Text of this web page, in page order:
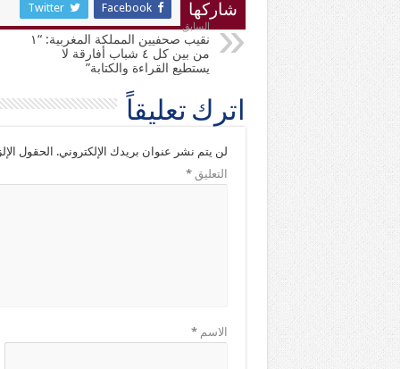
شاركها Facebook
Twitter
السابق
نقيب صحفيين المملكة المغربية: “١
من بين كل ٤ شباب أفارقة لا
يستطيع القراءة والكتابة”
اترك تعليقاً
لن يتم نشر عنوان بريدك الإلكتروني. الحقول
التعليق*
الاسم*